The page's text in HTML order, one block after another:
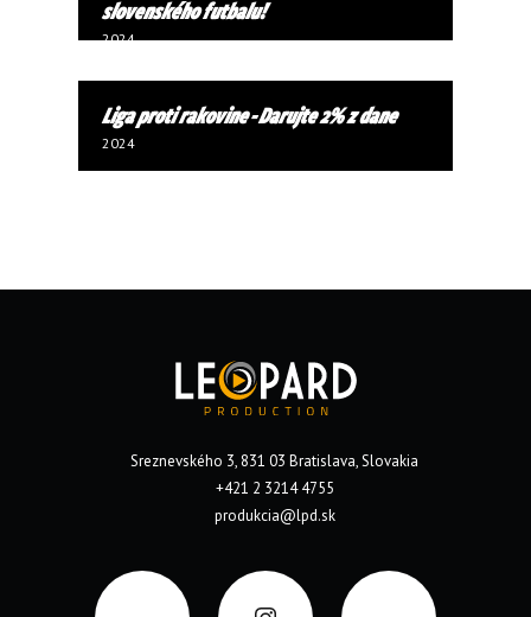
slovenského futbalu!
2024
Liga proti rakovine - Darujte 2% z dane
2024
Sreznevského 3, 831 03 Bratislava, Slovakia
+421 2 3214 4755
produkcia@lpd.sk